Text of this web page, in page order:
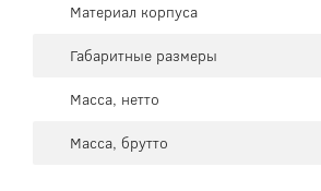
Материал корпуса
Габаритные размеры
Масса, нетто
Масса, брутто